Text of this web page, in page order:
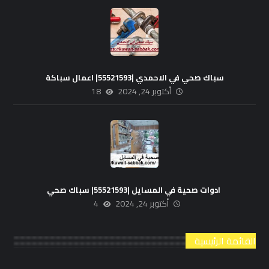
سباك صحي في الاحمدي |55521593| اعمال سباكة
أكتوبر 24, 2024 18
ادوات صحية في المسايل |55521593| سباك صحي
أكتوبر 24, 2024 4
القائمة الرئيسية